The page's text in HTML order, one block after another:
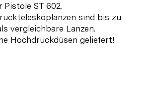
ST 602.
sind bis zu
vergleichbare Lanzen.
Hochdruckdüsen geliefert!